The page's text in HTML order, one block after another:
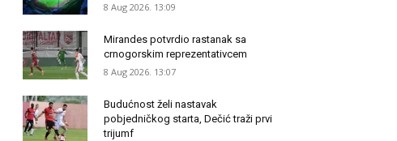
8 Aug 2026. 13:09
Mirandes potvrdio rastanak sa
crnogorskim reprezentativcem
8 Aug 2026. 13:07
Budućnost želi nastavak
pobjedničkog starta, Dečić traži prvi
trijumf